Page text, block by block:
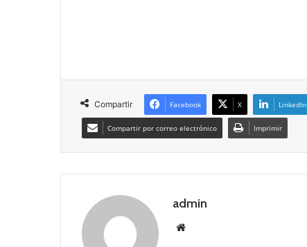
Compartir Facebook X LinkedIn
Compartir por correo electrónico Imprimir
admin